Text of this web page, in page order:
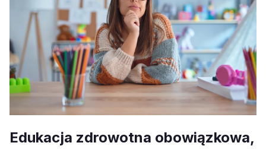
Edukacja zdrowotna obowiązkowa,